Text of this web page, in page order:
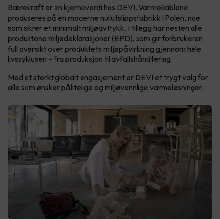
Bærekraft er en kjerneverdi hos DEVI. Varmekablene
produseres på en moderne nullutslippsfabrikk i Polen, noe
som sikrer et minimalt miljøavtrykk. I tillegg har nesten alle
produktene miljødeklarasjoner (EPD), som gir forbrukeren
full oversikt over produktets miljøpåvirkning gjennom hele
livssyklusen – fra produksjon til avfallshåndtering.
Med et sterkt globalt engasjement er DEVI et trygt valg for
alle som ønsker pålitelige og miljøvennlige varmeløsninger.